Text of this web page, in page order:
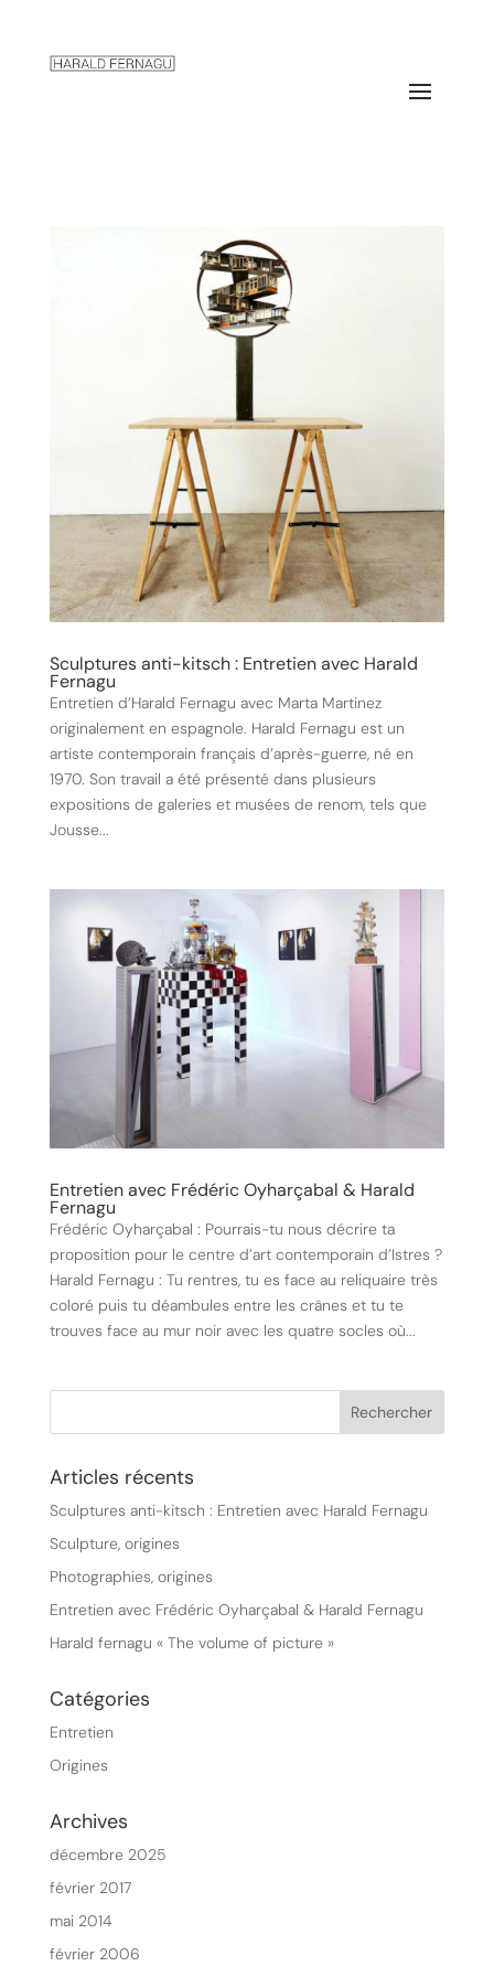
Sculptures anti-kitsch : Entretien avec Harald
Fernagu
Entretien d’Harald Fernagu avec Marta Martinez
originalement en espagnole. Harald Fernagu est un
artiste contemporain français d’après-guerre, né en
1970. Son travail a été présenté dans plusieurs
expositions de galeries et musées de renom, tels que
Jousse...
Entretien avec Frédéric Oyharçabal & Harald
Fernagu
Frédéric Oyharçabal : Pourrais-tu nous décrire ta
proposition pour le centre d’art contemporain d’Istres ?
Harald Fernagu : Tu rentres, tu es face au reliquaire très
coloré puis tu déambules entre les crânes et tu te
trouves face au mur noir avec les quatre socles où...
Articles récents
Sculptures anti-kitsch : Entretien avec Harald Fernagu
Sculpture, origines
Photographies, origines
Entretien avec Frédéric Oyharçabal & Harald Fernagu
Harald fernagu « The volume of picture »
Catégories
Entretien
Origines
Archives
décembre 2025
février 2017
mai 2014
février 2006